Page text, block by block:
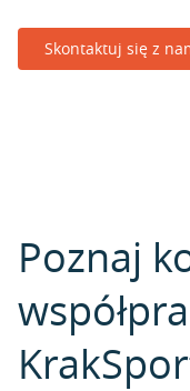
Skontaktuj się z
Poznaj